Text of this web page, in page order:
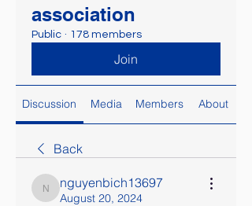
association
Public · 178 members
Join
Discussion Media Members About
Back
nguyenbich13697
nguyenbich13697
August 20, 2024